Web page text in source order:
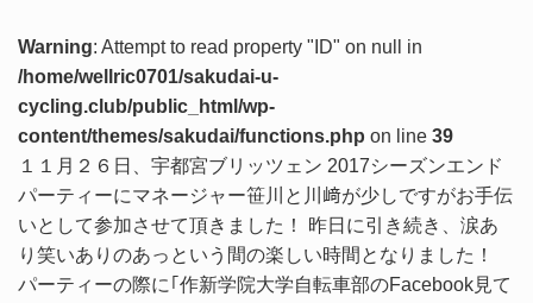
Warning: Attempt to read property "ID" on null in
/home/wellric0701/sakudai-u-
cycling.club/public_html/wp-
content/themes/sakudai/functions.php on line 39
１１月２６日、宇都宮ブリッツェン 2017シーズンエンド
パーティーにマネージャー笹川と川﨑が少しですがお手伝
いとして参加させて頂きました！ 昨日に引き続き、涙あ
り笑いありのあっという間の楽しい時間となりました！
パーティーの際に｢作新学院大学自転車部のFacebook見て